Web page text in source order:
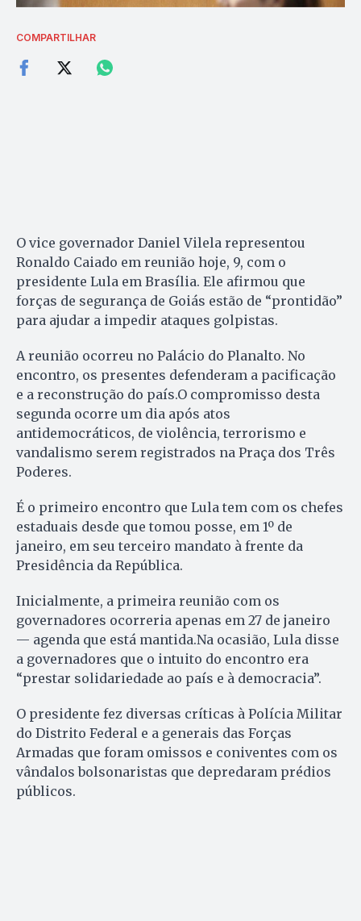
COMPARTILHAR
O vice governador Daniel Vilela representou
Ronaldo Caiado em reunião hoje, 9, com o
presidente Lula em Brasília. Ele afirmou que
forças de segurança de Goiás estão de “prontidão”
para ajudar a impedir ataques golpistas.
A reunião ocorreu no Palácio do Planalto. No
encontro, os presentes defenderam a pacificação
e a reconstrução do país.O compromisso desta
segunda ocorre um dia após atos
antidemocráticos, de violência, terrorismo e
vandalismo serem registrados na Praça dos Três
Poderes.
É o primeiro encontro que Lula tem com os chefes
estaduais desde que tomou posse, em 1º de
janeiro, em seu terceiro mandato à frente da
Presidência da República.
Inicialmente, a primeira reunião com os
governadores ocorreria apenas em 27 de janeiro
— agenda que está mantida.Na ocasião, Lula disse
a governadores que o intuito do encontro era
“prestar solidariedade ao país e à democracia”.
O presidente fez diversas críticas à Polícia Militar
do Distrito Federal e a generais das Forças
Armadas que foram omissos e coniventes com os
vândalos bolsonaristas que depredaram prédios
públicos.